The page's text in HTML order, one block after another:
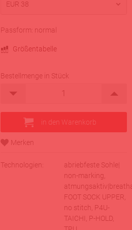
Passform: normal
Größentabelle
Bestellmenge in Stück
Technologien:
abriebfeste Sohle|
non-marking,
FOOT SOCK UPPER,
no stitch, P4U-
TAICHI, P-HOLD,